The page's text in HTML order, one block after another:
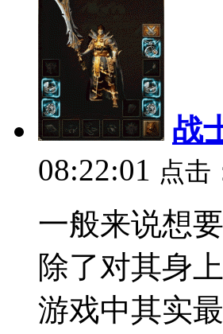
战
08:22:01 点击
一般来说想
除了对其身
游戏中其实